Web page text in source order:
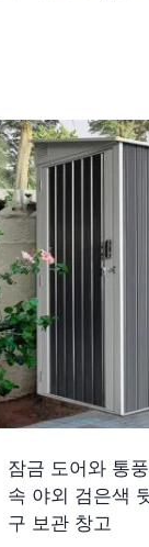
잠금 도어와 통
속 야외 검은색
구 보관 창고